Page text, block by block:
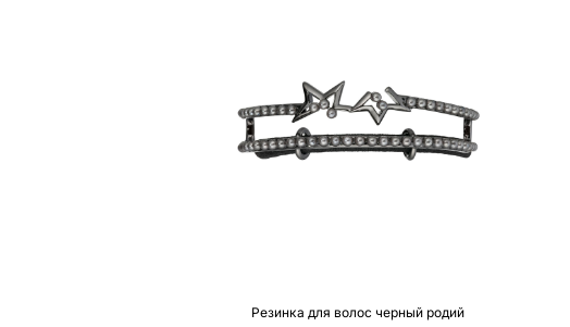
Резинка для волос черный родий